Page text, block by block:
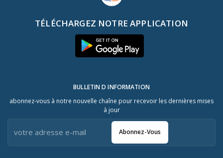
TÉLÉCHARGEZ NOTRE APPLICATION
BULLETIN D INFORMATION
abonnez-vous à notre nouvelle chaîne pour recevoir les dernières mises
à jour
Abonnez-Vous